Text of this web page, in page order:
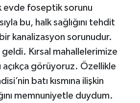
evde foseptik sorunu
bu, halk sağlığını tehdit
kanalizasyon sorunudur.
Kırsal mahallelerimize
görüyoruz. Özellikle
batı kısmına ilişkin
memnuniyetle duydum.